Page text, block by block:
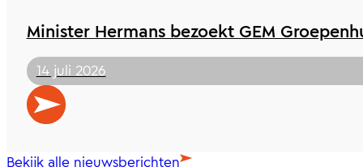
Minister Hermans bezoekt GEM
14 juli 2026
Bekijk alle nieuwsberichten